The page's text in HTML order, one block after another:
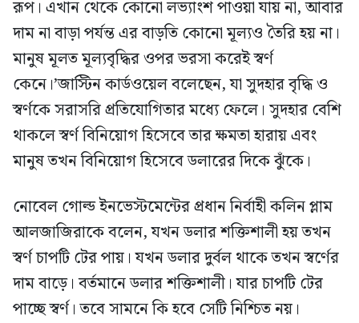
রূপ। এখান থেকে কোনো লভ্যাংশ পাওয়া যায় না, আবার
দাম না বাড়া পর্যন্ত এর বাড়তি কোনো মূল্যও তৈরি হয় না।
মানুষ মূলত মূল্যবৃদ্ধির ওপর ভরসা করেই স্বর্ণ
কেনে।’জাস্টিন কার্ডওয়েল বলেছেন, যা সুদহার বৃদ্ধি ও
স্বর্ণকে সরাসরি প্রতিযোগিতার মধ্যে ফেলে। সুদহার বেশি
থাকলে স্বর্ণ বিনিয়োগ হিসেবে তার ক্ষমতা হারায় এবং
মানুষ তখন বিনিয়োগ হিসেবে ডলারের দিকে ঝুঁকে।
নোবেল গোল্ড ইনভেস্টমেন্টের প্রধান নির্বাহী কলিন প্লাম
আলজাজিরাকে বলেন, যখন ডলার শক্তিশালী হয় তখন
স্বর্ণ চাপটি টের পায়। যখন ডলার দুর্বল থাকে তখন স্বর্ণের
দাম বাড়ে। বর্তমানে ডলার শক্তিশালী। যার চাপটি টের
পাচ্ছে স্বর্ণ। তবে সামনে কি হবে সেটি নিশ্চিত নয়।